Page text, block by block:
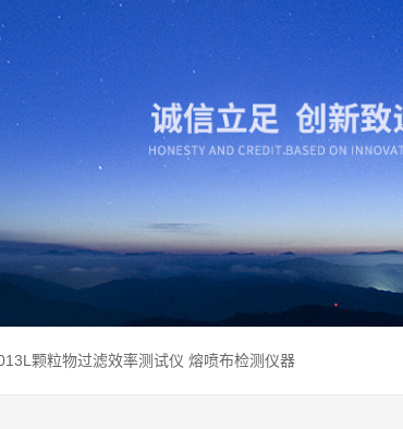
颗粒物过滤效率测试仪 熔喷布检测仪器